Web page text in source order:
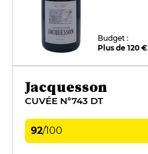
Budget :
Plus de 120 €
Jacquesson
CUVÉE N°743 DT
92/100